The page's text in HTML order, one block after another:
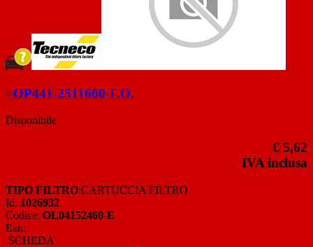
=OP441-2511600-F.O.
Disponibile
€ 5,62
IVA inclusa
TIPO FILTRO:CARTUCCIA FILTRO
Id: 1026932
Codice: OL04152460-E
Ean:
SCHEDA